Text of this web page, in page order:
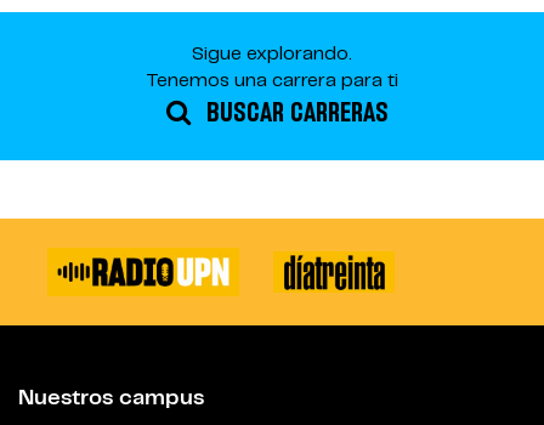
Sigue explorando.
Tenemos una carrera para ti
BUSCAR CARRERAS
Nuestros campus